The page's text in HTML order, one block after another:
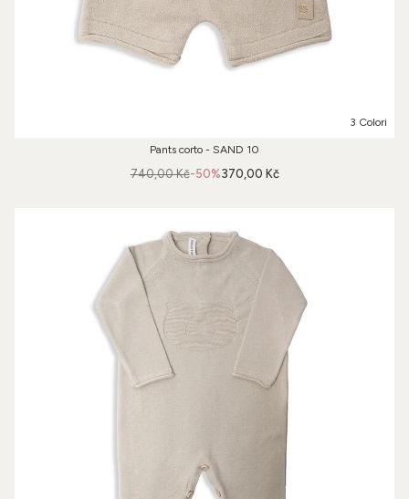
3 Colori
Pants corto - SAND 10
-50%
740,00 Kč 370,00 Kč